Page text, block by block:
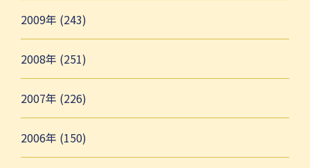
2009年 (243)
2008年 (251)
2007年 (226)
2006年 (150)